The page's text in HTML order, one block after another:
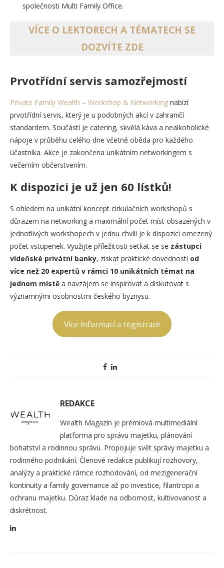
společnosti Multi Family Office.
VÍCE O LEKTORECH A TÉMATECH SE
DOZVÍTE ZDE
Prvotřídní servis samozřejmostí
Private Family Wealth – Workshop & Networking nabízí
prvotřídní servis, který je u podobných akcí v zahraničí
standardem. Součástí je catering, skvělá káva a nealkoholické
nápoje v průběhu celého dne včetně oběda pro každého
účastníka. Akce je zakončena unikátním networkingem s
večerním občerstvením.
K dispozici je už jen 60 lístků!
S ohledem na unikátní koncept cirkulačních workshopů s
důrazem na networking a maximální počet míst obsazených v
jednotlivých workshopech v jednu chvíli je k dispozici omezený
počet vstupenek. Využijte příležitosti setkat se se zástupci
vídeňské privátní banky, získat praktické dovednosti od
více než 20 expertů v rámci 10 unikátních témat na
jednom místě a navzájem se inspirovat a diskutovat s
významnými osobnostmi českého byznysu.
Více informací a registrace
REDAKCE
Wealth Magazín je prémiová multimediální
platforma pro správu majetku, plánování
bohatství a rodinnou správu. Propojuje svět správy majetku a
rodinného podnikání. Členové redakce publikují rozhovory,
analýzy a praktické rámce rozhodování, od mezigenerační
kontinuity a family governance až po investice, filantropii a
ochranu majetku. Důraz klade na odbornost, kultivovanost a
diskrétnost.